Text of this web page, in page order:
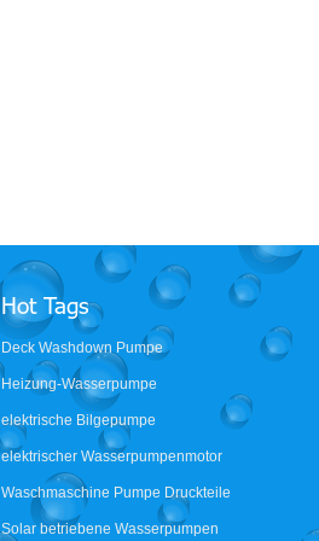
landwirtschaftliche batteriebetriebene
elektrische Sprühpumpe
Hot Tags
Deck Washdown Pumpe
Heizung-Wasserpumpe
elektrische Bilgepumpe
elektrischer Wasserpumpenmotor
Waschmaschine Pumpe Druckteile
Solar betriebene Wasserpumpen